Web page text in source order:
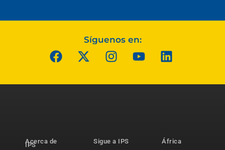
Síguenos en:
Acerca de
IPS
Sigue a IPS
África